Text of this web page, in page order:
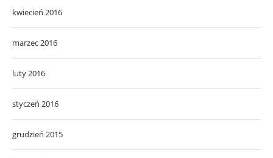
kwiecień 2016
marzec 2016
luty 2016
styczeń 2016
grudzień 2015